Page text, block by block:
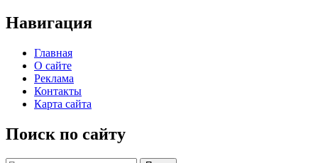
Навигация
Главная
О сайте
Реклама
Контакты
Карта сайта
Поиск по сайту